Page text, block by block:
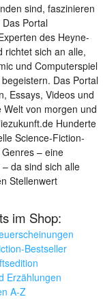
sind, faszinieren
Portal
des Heyne-
richtet sich an alle,
und Computerspiel
Das Portal
Essays, Videos und
von morgen und
Hunderte
Science-Fiction-
– eine
da sind sich alle
Stellenwert
im Shop:
Bestseller
Erzählungen
A-Z